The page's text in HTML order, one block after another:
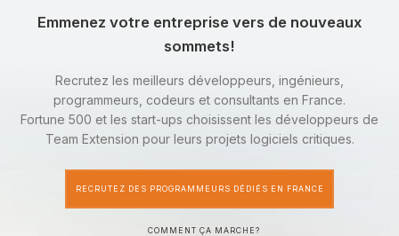
Emmenez votre entreprise vers de nouveaux
sommets!
Recrutez les meilleurs développeurs, ingénieurs,
programmeurs, codeurs et consultants en France.
Fortune 500 et les start-ups choisissent les développeurs de
Team Extension pour leurs projets logiciels critiques.
RECRUTEZ DES PROGRAMMEURS DÉDIÉS EN FRANCE
COMMENT ÇA MARCHE?